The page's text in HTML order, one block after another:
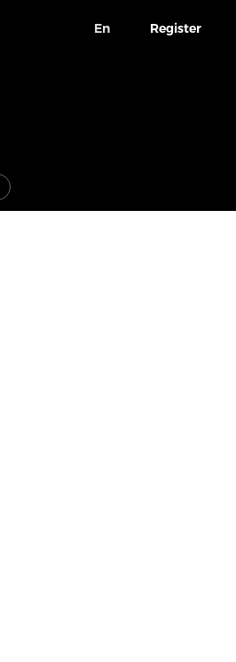
En Register